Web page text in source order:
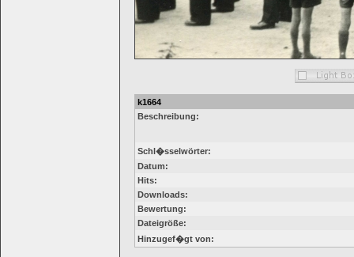
k1664
Beschreibung:
Schl�sselwörter:
Datum:
Hits:
Downloads:
Bewertung:
Dateigröße:
Hinzugef�gt von: